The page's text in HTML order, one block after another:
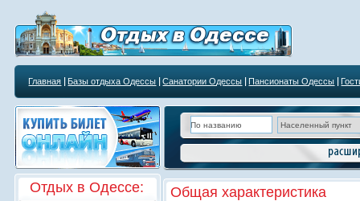
Главная Базы отдыха Одессы Санатории Одессы Пансионаты Одессы
Курортным учреждениям
Отдых в Одессе: Общая характеристика